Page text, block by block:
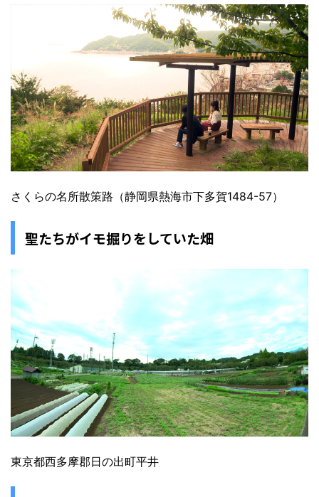
さくらの名所散策路（静岡県熱海市下多賀1484-57）
聖たちがイモ掘りをしていた畑
東京都西多摩郡日の出町平井